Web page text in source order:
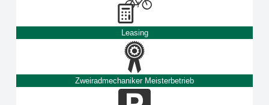
Leasing
Zweiradmechaniker Meisterbetrieb